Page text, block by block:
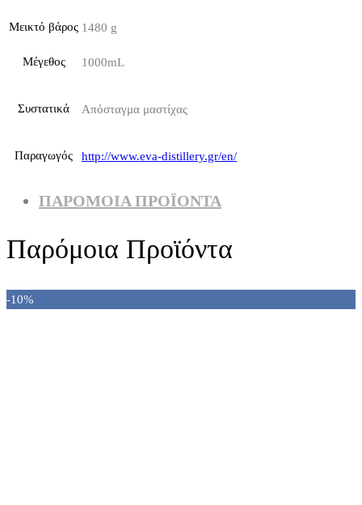
Μεικτό βάρος 1480 g
Μέγεθος 1000mL
Συστατικά Απόσταγμα μαστίχας
Παραγωγός http://www.eva-distillery.gr/en/
ΠΑΡΌΜΟΙΑ ΠΡΟΪΌΝΤΑ
Παρόμοια Προϊόντα
-10%